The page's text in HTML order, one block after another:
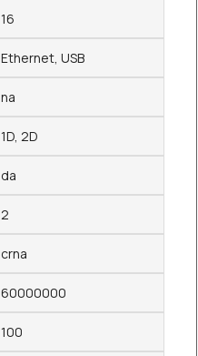
16
Ethernet, USB
na
1D, 2D
da
2
crna
60000000
100